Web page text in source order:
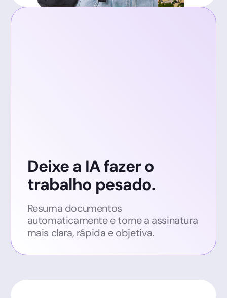
Deixe a IA fazer o
trabalho pesado.
Resuma documentos
automaticamente e torne a assinatura
mais clara, rápida e objetiva.